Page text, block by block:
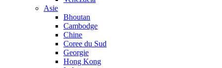
Asie
Bhoutan
Cambodge
Chine
Coree du Sud
Georgie
Hong Kong